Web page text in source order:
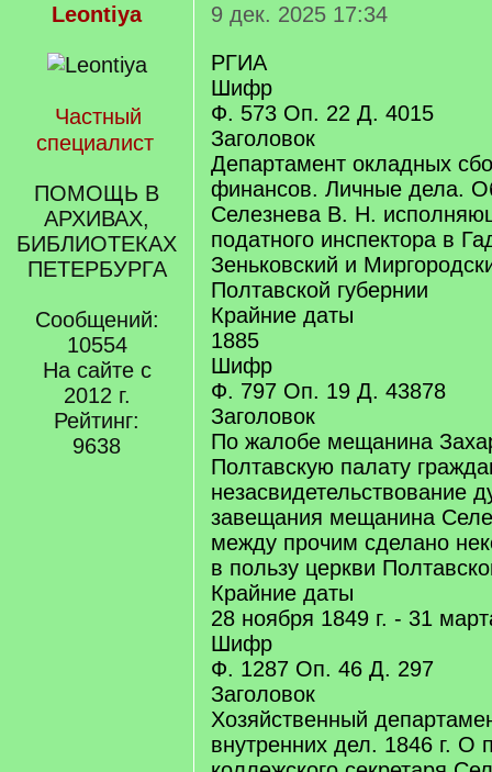
Leontiya
Частный
специалист
ПОМОЩЬ В
АРХИВАХ,
БИБЛИОТЕКАХ
ПЕТЕРБУРГА
Сообщений:
10554
На сайте с
2012 г.
Рейтинг:
9638
9 дек. 2025 17:34
РГИА
Шифр
Ф. 573 Оп. 22 Д. 4015
Заголовок
Департамент окладных
финансов. Личные дела.
Селезнева В. Н.
податного инспектора в
Зеньковский и
Полтавской губернии
Крайние даты
1885
Шифр
Ф. 797 Оп. 19 Д. 43878
Заголовок
По жалобе мещанина
Полтавскую палату
незасвидетельствование
завещания мещанина
между прочим сделано
в пользу церкви
Крайние даты
28 ноября 1849 г. - 31
Шифр
Ф. 1287 Оп. 46 Д. 297
Заголовок
Хозяйственный
внутренних дел. 1846 г. О